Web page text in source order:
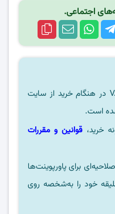
اجتماعی.
در شرایط فعلی، استفاده از V.P.N در هنگام خرید از سایت
است.
خرید،قوانین و مقررات
برای پاورپوینت‌ها
خود را به‌شخصه روی